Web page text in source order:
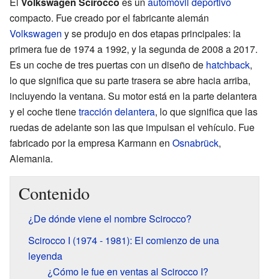
compacto. Fue creado por el fabricante alemán
Volkswagen y se produjo en dos etapas principales: la
primera fue de 1974 a 1992, y la segunda de 2008 a 2017.
Es un coche de tres puertas con un diseño de hatchback,
lo que significa que su parte trasera se abre hacia arriba,
incluyendo la ventana. Su motor está en la parte delantera
y el coche tienetracción delantera, lo que significa que las
ruedas de adelante son las que impulsan el vehículo. Fue
fabricado por la empresa Karmann en Osnabrück,
Alemania.
Contenido
¿De dónde viene el nombre Scirocco?
Scirocco I (1974 - 1981): El comienzo de una
leyenda
¿Cómo le fue en ventas al Scirocco I?